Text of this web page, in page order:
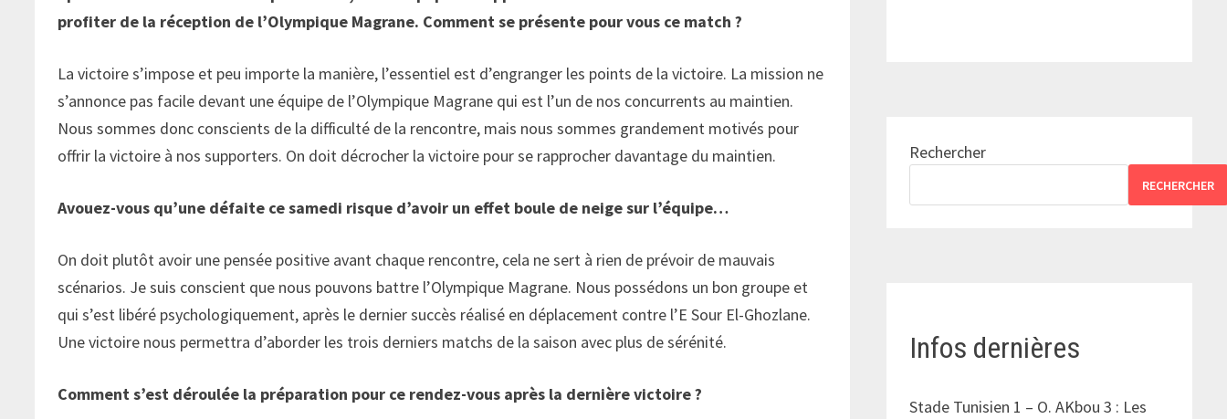
profiter de la réception de l’Olympique Magrane. Comment se présente pour vous ce match ?
La victoire s’impose et peu importe la manière, l’essentiel est d’engranger les points de la victoire. La mission ne
s’annonce pas facile devant une équipe de l’Olympique Magrane qui est l’un de nos concurrents au maintien.
Nous sommes donc conscients de la difficulté de la rencontre, mais nous sommes grandement motivés pour
offrir la victoire à nos supporters. On doit décrocher la victoire pour se rapprocher davantage du maintien.
Avouez-vous qu’une défaite ce samedi risque d’avoir un effet boule de neige sur l’équipe…
On doit plutôt avoir une pensée positive avant chaque rencontre, cela ne sert à rien de prévoir de mauvais
scénarios. Je suis conscient que nous pouvons battre l’Olympique Magrane. Nous possédons un bon groupe et
qui s’est libéré psychologiquement, après le dernier succès réalisé en déplacement contre l’E Sour El-Ghozlane.
Une victoire nous permettra d’aborder les trois derniers matchs de la saison avec plus de sérénité.
Comment s’est déroulée la préparation pour ce rendez-vous après la dernière victoire ?
Rechercher
RECHERCHER
Infos dernières
Stade Tunisien 1 – O. AKbou 3 : Les